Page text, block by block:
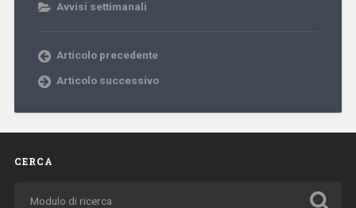
Avvisi settimanali
Articolo precedente
Articolo successivo
CERCA